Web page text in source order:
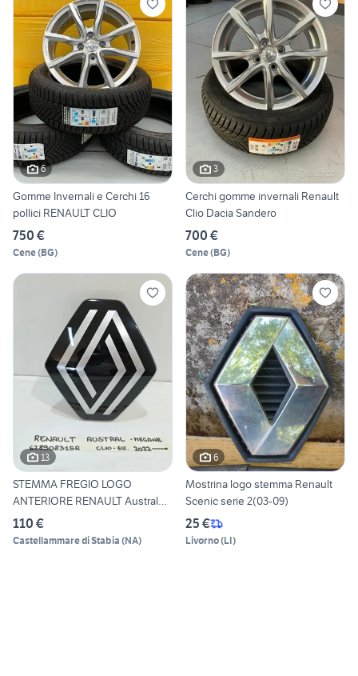
6
Gomme Invernali e Cerchi 16
pollici RENAULT CLIO
750 €
Cene(BG)
3
Cerchi gomme invernali Renault
Clio Dacia Sandero
700 €
Cene(BG)
13
STEMMA FREGIO LOGO
ANTERIORE RENAULT Austral
Serie
110 €
Castellammare di Stabia (NA)
6
Mostrina logo stemma Renault
Scenic serie 2(03-09)
25 €
Livorno(LI)